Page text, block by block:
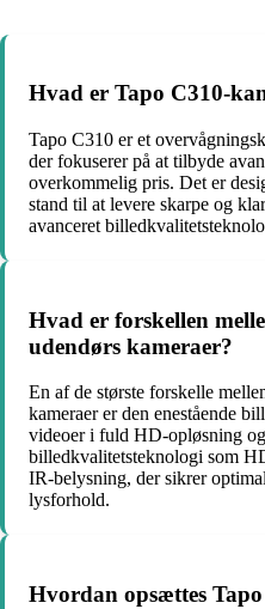
Hvad er Tapo C310-
Tapo C310 er et
der fokuserer på at tilbyde
overkommelig pris. Det er
stand til at levere skarpe og
avanceret
Hvad er forskellen
udendørs kameraer?
En af de største forskelle
kameraer er den enestående
videoer i fuld HD-opløsning
billedkvalitetsteknologi som
IR-belysning, der sikrer
lysforhold.
Hvordan opsættes